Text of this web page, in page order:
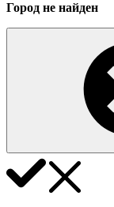
Город не найден